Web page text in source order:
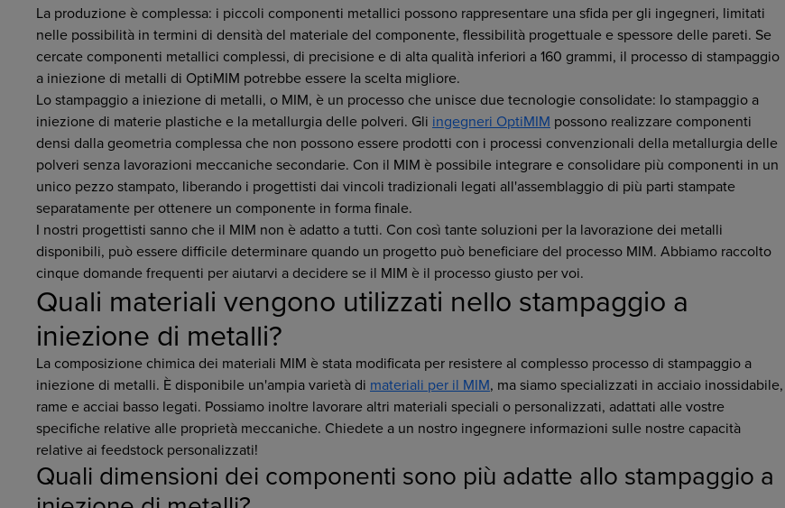
La produzione è complessa: i piccoli componenti metallici possono rappresentare una sfida per gli ingegneri, limitati
nelle possibilità in termini di densità del materiale del componente, flessibilità progettuale e spessore delle pareti. Se
cercate componenti metallici complessi, di precisione e di alta qualità inferiori a 160 grammi, il processo di stampaggio
a iniezione di metalli di OptiMIM potrebbe essere la scelta migliore.
Lo stampaggio a iniezione di metalli, o MIM, è un processo che unisce due tecnologie consolidate: lo stampaggio a
iniezione di materie plastiche e la metallurgia delle polveri. Gli ingegneri OptiMIM possono realizzare componenti
densi dalla geometria complessa che non possono essere prodotti con i processi convenzionali della metallurgia delle
polveri senza lavorazioni meccaniche secondarie. Con il MIM è possibile integrare e consolidare più componenti in un
unico pezzo stampato, liberando i progettisti dai vincoli tradizionali legati all'assemblaggio di più parti stampate
separatamente per ottenere un componente in forma finale.
I nostri progettisti sanno che il MIM non è adatto a tutti. Con così tante soluzioni per la lavorazione dei metalli
disponibili, può essere difficile determinare quando un progetto può beneficiare del processo MIM. Abbiamo raccolto
cinque domande frequenti per aiutarvi a decidere se il MIM è il processo giusto per voi.
Quali materiali vengono utilizzati nello stampaggio a
iniezione di metalli?
La composizione chimica dei materiali MIM è stata modificata per resistere al complesso processo di stampaggio a
iniezione di metalli. È disponibile un'ampia varietà di materiali per il MIM, ma siamo specializzati in acciaio inossidabile,
rame e acciai basso legati. Possiamo inoltre lavorare altri materiali speciali o personalizzati, adattati alle vostre
specifiche relative alle proprietà meccaniche. Chiedete a un nostro ingegnere informazioni sulle nostre capacità
relative ai feedstock personalizzati!
Quali dimensioni dei componenti sono più adatte allo stampaggio a